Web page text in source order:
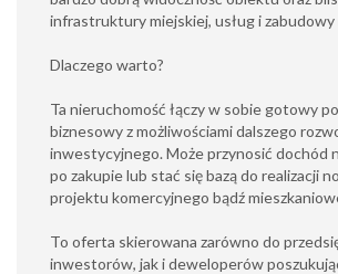
infrastruktury miejskiej, usług i zabudowy
Dlaczego warto?
Ta nieruchomość łączy w sobie gotowy
biznesowy z możliwościami dalszego
inwestycyjnego. Może przynosić dochód
po zakupie lub stać się bazą do realizacji
projektu komercyjnego bądź
To oferta skierowana zarówno do
inwestorów, jak i deweloperów